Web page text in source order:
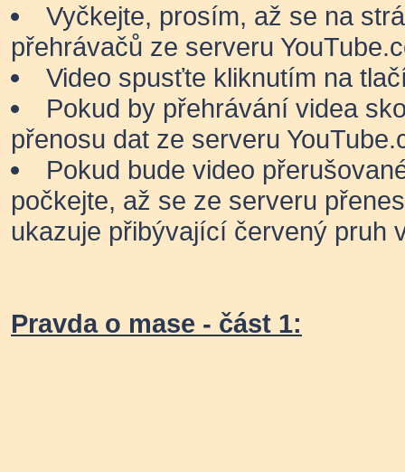
Vyčkejte, prosím, až se na
přehrávačů ze serveru
Video spusťte kliknutím na
Pokud by přehrávání videa
přenosu dat ze serveru
Pokud bude video
počkejte, až se ze serveru
ukazuje přibývající červený pruh
Pravda o mase - část 1: